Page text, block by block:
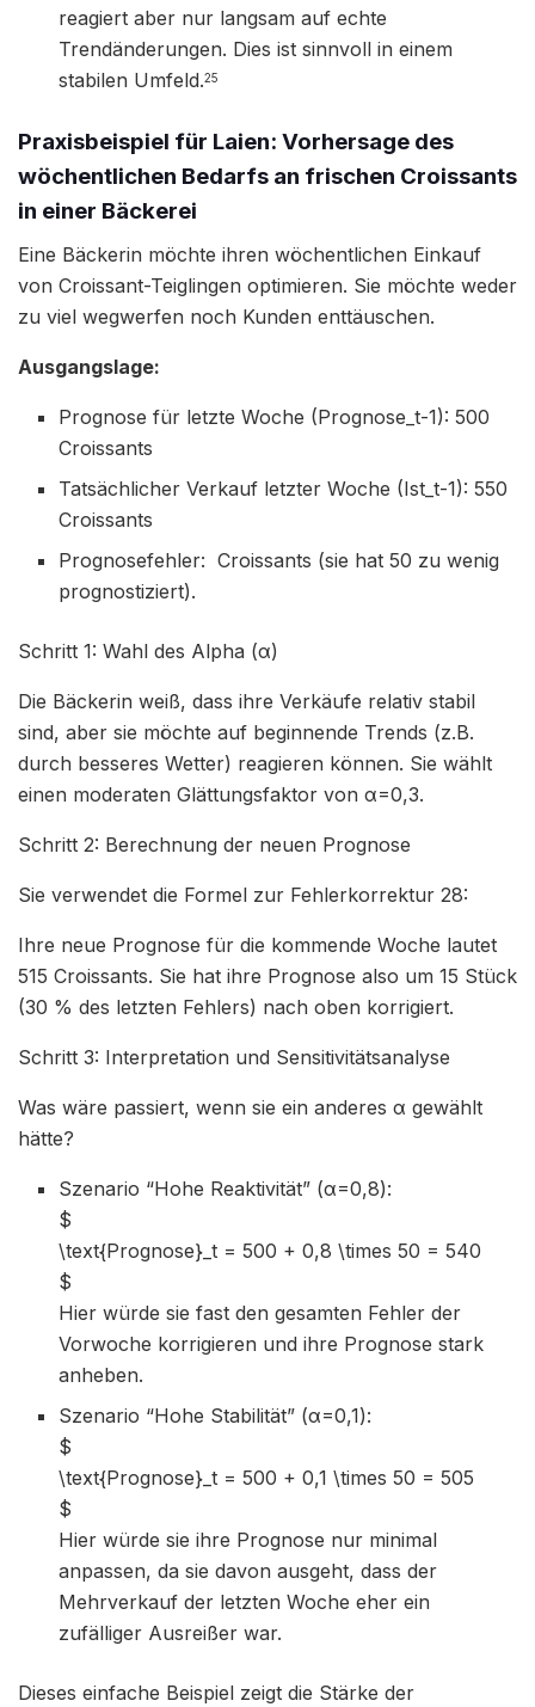
reagiert aber nur langsam auf echte
Trendänderungen. Dies ist sinnvoll in einem
stabilen Umfeld.25
Praxisbeispiel für Laien: Vorhersage des
wöchentlichen Bedarfs an frischen Croissants
in einer Bäckerei
Eine Bäckerin möchte ihren wöchentlichen Einkauf
von Croissant-Teiglingen optimieren. Sie möchte weder
zu viel wegwerfen noch Kunden enttäuschen.
Ausgangslage:
Prognose für letzte Woche (Prognose_t-1): 500
Croissants
Tatsächlicher Verkauf letzter Woche (Ist_t-1): 550
Croissants
Prognosefehler: Croissants (sie hat 50 zu wenig
prognostiziert).
Schritt 1: Wahl des Alpha (α)
Die Bäckerin weiß, dass ihre Verkäufe relativ stabil
sind, aber sie möchte auf beginnende Trends (z.B.
durch besseres Wetter) reagieren können. Sie wählt
einen moderaten Glättungsfaktor von α=0,3.
Schritt 2: Berechnung der neuen Prognose
Sie verwendet die Formel zur Fehlerkorrektur 28:
Ihre neue Prognose für die kommende Woche lautet
515 Croissants. Sie hat ihre Prognose also um 15 Stück
(30 % des letzten Fehlers) nach oben korrigiert.
Schritt 3: Interpretation und Sensitivitätsanalyse
Was wäre passiert, wenn sie ein anderes α gewählt
hätte?
Szenario “Hohe Reaktivität” (α=0,8):
$
\text{Prognose}_t = 500 + 0,8 \times 50 = 540
$
Hier würde sie fast den gesamten Fehler der
Vorwoche korrigieren und ihre Prognose stark
anheben.
Szenario “Hohe Stabilität” (α=0,1):
$
\text{Prognose}_t = 500 + 0,1 \times 50 = 505
$
Hier würde sie ihre Prognose nur minimal
anpassen, da sie davon ausgeht, dass der
Mehrverkauf der letzten Woche eher ein
zufälliger Ausreißer war.
Dieses einfache Beispiel zeigt die Stärke der